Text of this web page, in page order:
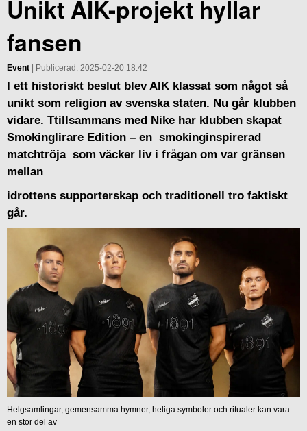
Unikt AIK-projekt hyllar
fansen
Event | Publicerad: 2025-02-20 18:42
I ett historiskt beslut blev AIK klassat som något så
unikt som religion av svenska staten. Nu går klubben
vidare. Ttillsammans med Nike har klubben skapat
Smokinglirare Edition – en smokinginspirerad
matchtröja som väcker liv i frågan om var gränsen
mellan
idrottens supporterskap och traditionell tro faktiskt
går.
Helgsamlingar, gemensamma hymner, heliga symboler och ritualer kan vara
en stor del av